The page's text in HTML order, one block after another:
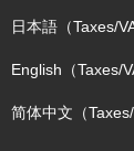
日本語（Taxes/
English（Taxes/
简体中文（